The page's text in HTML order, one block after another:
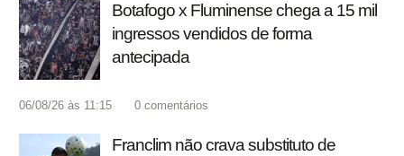
Botafogo x Fluminense chega a 15 mil
ingressos vendidos de forma
antecipada
06/08/26 às 11:15 0 comentários
Franclim não crava substituto de